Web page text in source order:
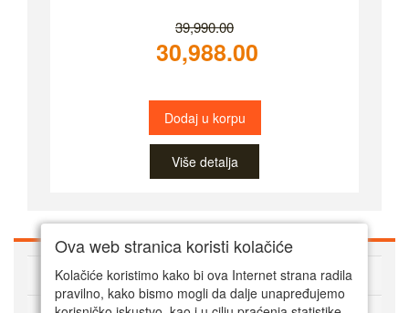
39,990.00
30,988.00
Dodaj u korpu
Više detalja
O Super alatima
Ova web stranica koristi kolačiće
Kolačiće koristimo kako bi ova Internet strana radila
pravilno, kako bismo mogli da dalje unapređujemo